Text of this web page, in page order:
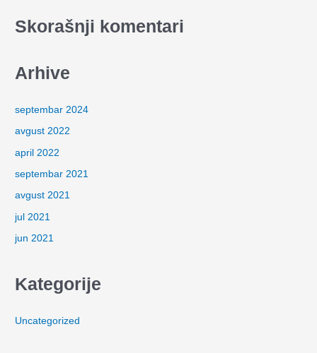
Skorašnji komentari
Arhive
septembar 2024
avgust 2022
april 2022
septembar 2021
avgust 2021
jul 2021
jun 2021
Kategorije
Uncategorized